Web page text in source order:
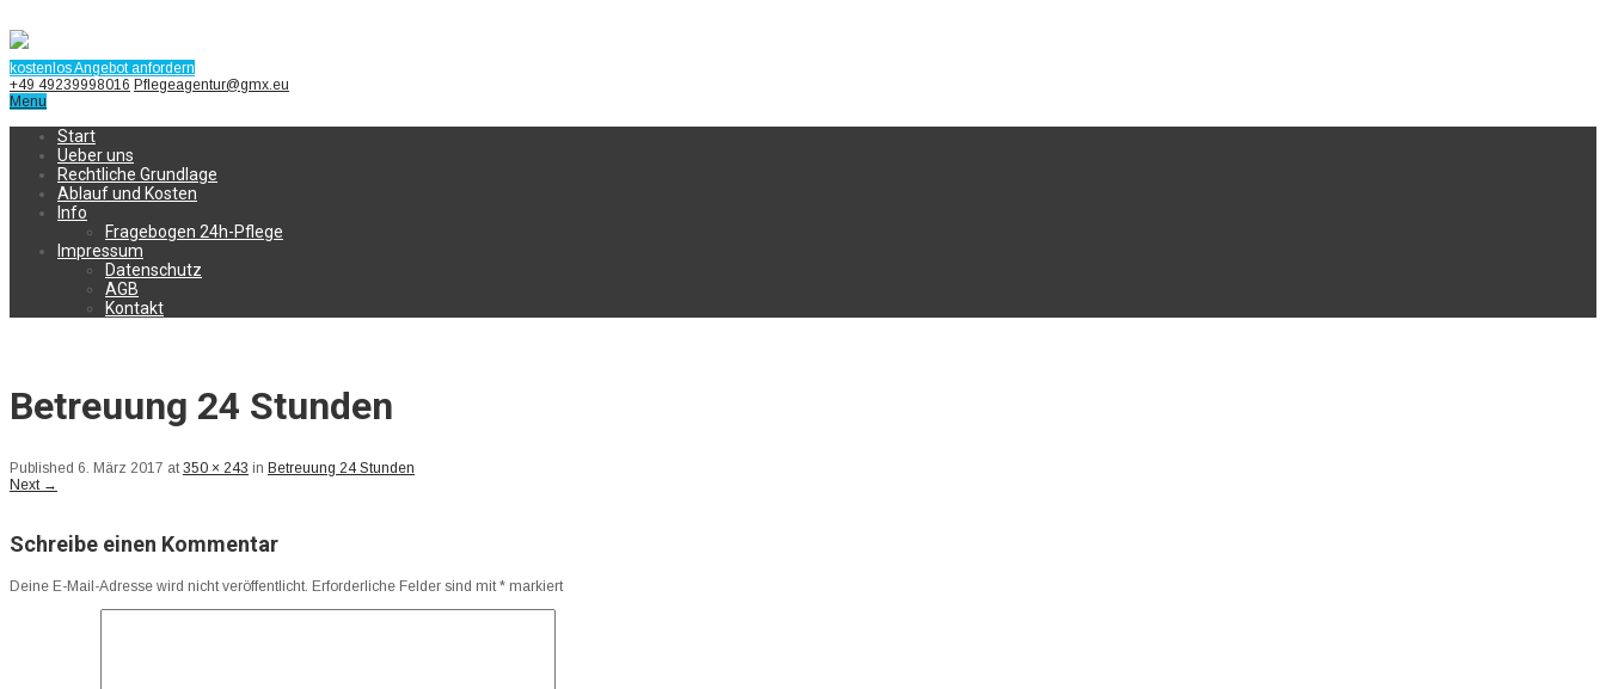
kostenlos Angebot anfordern
+49 49239998016 Pflegeagentur@gmx.eu
Menu
Start
Ueber uns
Rechtliche Grundlage
Ablauf und Kosten
Info
Fragebogen 24h-Pflege
Impressum
Datenschutz
AGB
Kontakt
Betreuung 24 Stunden
Published 6. März 2017 at350 × 243 in Betreuung 24 Stunden
Next →
Schreibe einen Kommentar
Deine E-Mail-Adresse wird nicht veröffentlicht. Erforderliche Felder sind mit* markiert